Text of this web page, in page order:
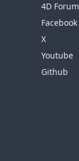
4D Forum
Facebook
X
Youtube
Github